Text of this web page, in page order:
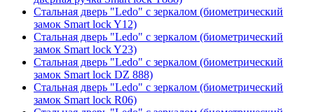
Стальная дверь "Ledo" с зеркалом (биометрический
замок Smart lock Y12)
Стальная дверь "Ledo" с зеркалом (биометрический
замок Smart lock Y23)
Стальная дверь "Ledo" с зеркалом (биометрический
замок Smart lock DZ 888)
Стальная дверь "Ledo" с зеркалом (биометрический
замок Smart lock R06)